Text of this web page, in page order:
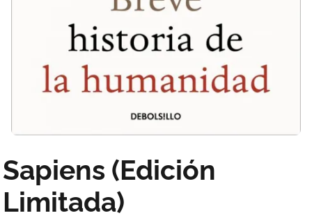
Sapiens (Edición
Limitada)